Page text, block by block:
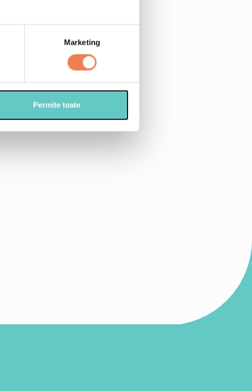
Marketing
Permite toate
praf